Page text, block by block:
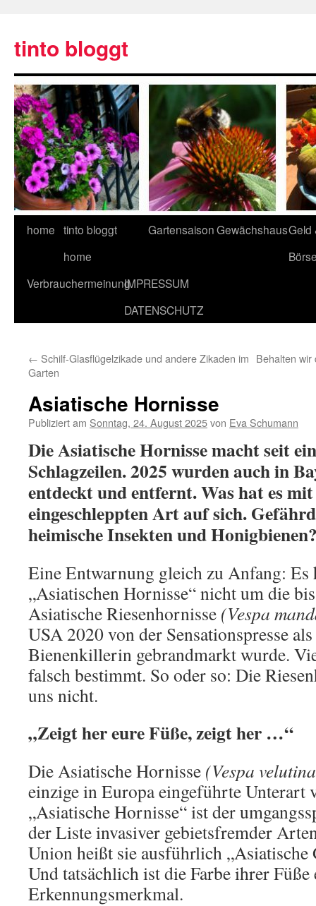
tinto bloggt
home tinto bloggt
home
GartensaisonGewächshausGeld
VerbrauchermeinungIMPRESSUM
DATENSCHUTZ
← Schilf-Glasflügelzikade und andere Zikaden im
Garten
Behalten
Asiatische Hornisse
Publiziert am Sonntag, 24. August 2025von Eva Schumann
Die Asiatische Hornisse macht seit
Schlagzeilen. 2025 wurden auch in
entdeckt und entfernt. Was hat es
eingeschleppten Art auf sich.
heimische Insekten und
Eine Entwarnung gleich zu Anfang: Es
„Asiatischen Hornisse“ nicht um die
Asiatische Riesenhornisse (Vespa
USA 2020 von der Sensationspresse
Bienenkillerin gebrandmarkt wurde.
falsch bestimmt. So oder so: Die
uns nicht.
„Zeigt her eure Füße, zeigt her …“
Die Asiatische Hornisse (Vespa
einzige in Europa eingeführte Unterart
„Asiatische Hornisse“ ist der
der Liste invasiver gebietsfremder
Union heißt sie ausführlich
Und tatsächlich ist die Farbe ihrer
Erkennungsmerkmal.